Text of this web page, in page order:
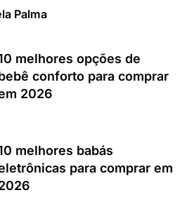
Palma
melhores opções de
conforto para comprar
2026
melhores babás
para comprar em